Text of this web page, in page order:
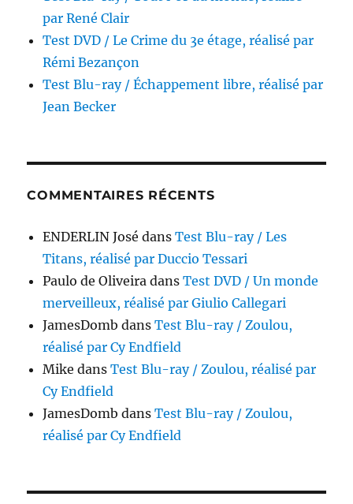
par René Clair
Test DVD / Le Crime du 3e étage, réalisé par
Rémi Bezançon
Test Blu-ray / Échappement libre, réalisé par
Jean Becker
COMMENTAIRES RÉCENTS
ENDERLIN José dansTest Blu-ray / Les
Titans, réalisé par Duccio Tessari
Paulo de Oliveira dansTest DVD / Un monde
merveilleux, réalisé par Giulio Callegari
JamesDomb dansTest Blu-ray / Zoulou,
réalisé par Cy Endfield
Mike dansTest Blu-ray / Zoulou, réalisé par
Cy Endfield
JamesDomb dansTest Blu-ray / Zoulou,
réalisé par Cy Endfield